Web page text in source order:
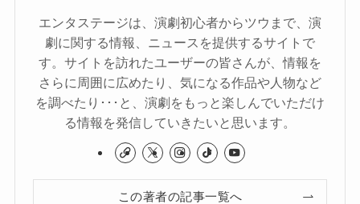
エンタステージは、演劇初心者からツウまで、演
劇に関する情報、ニュースを提供するサイトで
す。サイトを訪れたユーザーの皆さんが、情報を
さらに周囲に広めたり、気になる作品や人物など
を調べたり･･･と、演劇をもっと楽しんでいただけ
る情報を発信していきたいと思います。
この著者の記事一覧へ